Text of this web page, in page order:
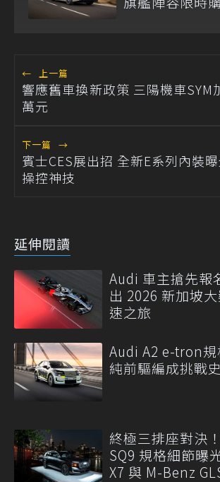
← 上一篇
響應舊車換新政策 三陽機車SYM
萬元
下一篇 →
賓士CES展出招 全新E系列內裝
操控神技
延伸閱讀
Audi 車主搶先報
出 2026 新加坡
速之旅
Audi A2 e-tron規
純前驅編成挑戰
終極三排座對決
SQ9 規格細節曝
X7 與 M-Benz